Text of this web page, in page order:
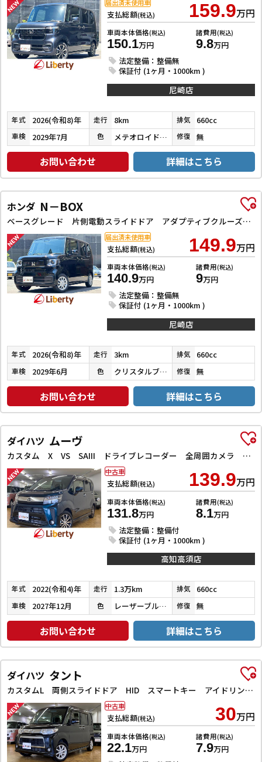
支払総額(税込) 159.9万円
車両本体価格(税込)
150.1万円
諸費用(税込)
9.8万円
法定整備：整備無
保証付 (1ヶ月・1000km )
届出済未使用車
尼崎店
年式 2026(令和8)年 走行 8km 排気 660cc
車検 2029年7月 色 メテオロイドグレーメタリック 修復 無
お問い合わせ 詳細はこちら
ホンダ N－BOX
ベースグレード 片側電動スライドドア アダプティブクルーズコントロール LEDヘッドライト クリアランスソナー スマートキー アイドリングストップ CVT ESC チップアップシート エアコン パワーウィンドウ
支払総額(税込) 149.9万円
車両本体価格(税込)
140.9万円
諸費用(税込)
9万円
法定整備：整備無
保証付 (1ヶ月・1000km )
届出済未使用車
尼崎店
年式 2026(令和8)年 走行 3km 排気 660cc
車検 2029年6月 色 クリスタルブラックパール 修復 無
お問い合わせ 詳細はこちら
ダイハツ ムーヴ
カスタム X VS SAIII ドライブレコーダー 全周囲カメラ ナビ TV クリアランスソナー 衝突被害軽減システム オートマチックハイビーム オートライト LEDヘッドランプ スマートキー アイドリングストップ 電動格納ミラー
支払総額(税込) 139.9万円
車両本体価格(税込)
131.8万円
諸費用(税込)
8.1万円
法定整備：整備付
保証付 (1ヶ月・1000km )
中古車
高知高須店
年式 2022(令和4)年 走行 1.3万km 排気 660cc
車検 2027年12月 色 レーザーブルークリスタルシャイン 修復 無
お問い合わせ 詳細はこちら
ダイハツ タント
カスタムL 両側スライドドア HID スマートキー アイドリングストップ 電動格納ミラー ベンチシート CVT 盗難防止システム ABS アルミホイール 衝突安全ボディ エアコン パワーステアリング
支払総額(税込) 30万円
車両本体価格(税込)
22.1万円
諸費用(税込)
7.9万円
中古車